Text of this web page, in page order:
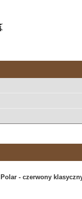
Polar - czerwony